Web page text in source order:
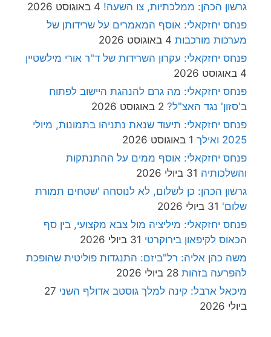
גרשון הכהן: ממלכתיות, צו השעה! 4 באוגוסט 2026
פנחס יחזקאלי: אוסף המאמרים על שרידותן של
מערכות מורכבות 4 באוגוסט 2026
פנחס יחזקאלי: עקרון השרידות של ד"ר אורי מילשטיין
4 באוגוסט 2026
פנחס יחזקאלי: מה גרם להנהגת היישוב לפתוח
ב'סזון' נגד האצ"ל? 2 באוגוסט 2026
פנחס יחזקאלי: תיעוד שנאת נתניהו בתמונות, מיולי
2025 ואילך
1 באוגוסט 2026
פנחס יחזקאלי: אוסף ממים על ההתנתקות
והשלכותיה 31 ביולי 2026
גרשון הכהן: כן לשלום, לא לנוסחה 'שטחים תמורת
שלום' 31 ביולי 2026
פנחס יחזקאלי: מיליציה מול צבא מקצועי, בין סף
הכאוס לקיפאון בירוקרטי 31 ביולי 2026
משה כהן אליה: רל"ביזם: התנגדות פוליטית שהופכת
להפרעה בזהות 28 ביולי 2026
מיכאל ארבל: קינה למלך גוסטב אדולף השני 27
ביולי 2026